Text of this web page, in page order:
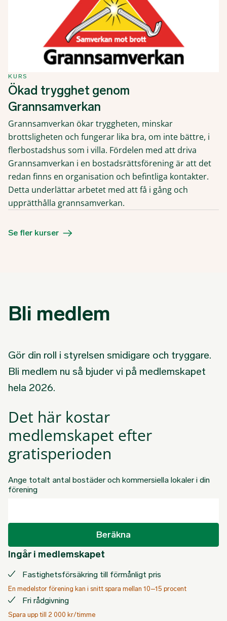
KURS
Ökad trygghet genom
Grannsamverkan
Grannsamverkan ökar tryggheten, minskar
brottsligheten och fungerar lika bra, om inte bättre, i
flerbostadshus som i villa. Fördelen med att driva
Grannsamverkan i en bostadsrättsförening är att det
redan finns en organisation och befintliga kontakter.
Detta underlättar arbetet med att få i gång och
upprätthålla grannsamverkan.
Se fler kurser
Bli medlem
Gör din roll i styrelsen smidigare och tryggare.
Bli medlem nu så bjuder vi på medlemskapet
hela 2026.
Det här kostar
medlemskapet efter
gratisperioden
Ange totalt antal bostäder och kommersiella lokaler i din
förening
Beräkna
Ingår i medlemskapet
Fastighetsförsäkring till förmånligt pris
En medelstor förening kan i snitt spara mellan 10–15 procent
Fri rådgivning
Spara upp till 2 000 kr/timme